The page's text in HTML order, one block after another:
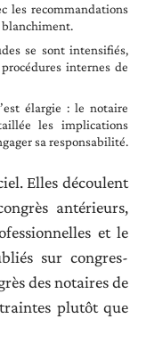
les recommandations
blanchiment.
se sont intensifiés,
internes de
élargie : le notaire
les implications
sa responsabilité.
Elles découlent
antérieurs,
et le
sur congres-
des notaires de
plutôt que